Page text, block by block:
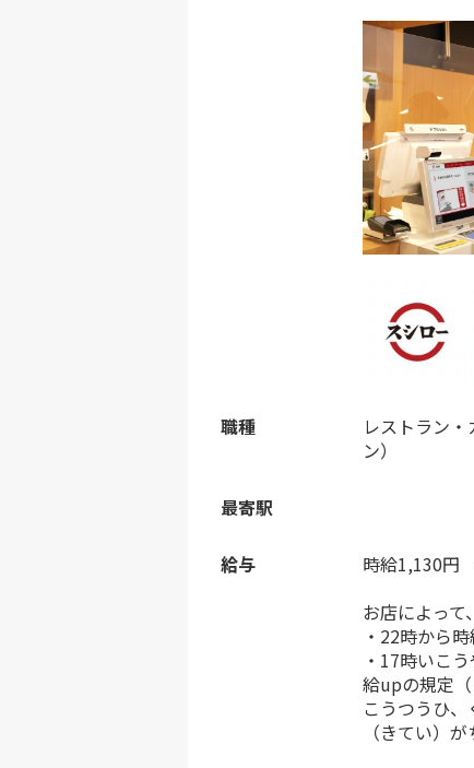
職種
レストラン
ン）
最寄駅
給与
時給1,130円
お店によって
・22時から
・17時いこ
給upの規定
こうつうひ
（きてい）